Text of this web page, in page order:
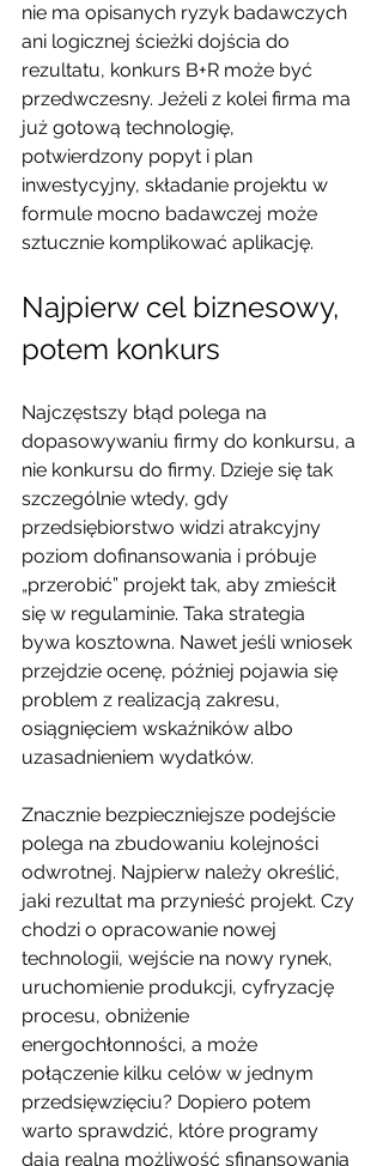
nie ma opisanych ryzyk badawczych
ani logicznej ścieżki dojścia do
rezultatu, konkurs B+R może być
przedwczesny. Jeżeli z kolei firma ma
już gotową technologię,
potwierdzony popyt i plan
inwestycyjny, składanie projektu w
formule mocno badawczej może
sztucznie komplikować aplikację.
Najpierw cel biznesowy,
potem konkurs
Najczęstszy błąd polega na
dopasowywaniu firmy do konkursu, a
nie konkursu do firmy. Dzieje się tak
szczególnie wtedy, gdy
przedsiębiorstwo widzi atrakcyjny
poziom dofinansowania i próbuje
„przerobić” projekt tak, aby zmieścił
się w regulaminie. Taka strategia
bywa kosztowna. Nawet jeśli wniosek
przejdzie ocenę, później pojawia się
problem z realizacją zakresu,
osiągnięciem wskaźników albo
uzasadnieniem wydatków.
Znacznie bezpieczniejsze podejście
polega na zbudowaniu kolejności
odwrotnej. Najpierw należy określić,
jaki rezultat ma przynieść projekt. Czy
chodzi o opracowanie nowej
technologii, wejście na nowy rynek,
uruchomienie produkcji, cyfryzację
procesu, obniżenie
energochłonności, a może
połączenie kilku celów w jednym
przedsięwzięciu? Dopiero potem
warto sprawdzić, które programy
dają realną możliwość sfinansowania